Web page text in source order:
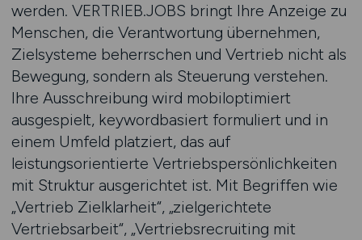
werden. VERTRIEB.JOBS bringt Ihre Anzeige zu
Menschen, die Verantwortung übernehmen,
Zielsysteme beherrschen und Vertrieb nicht als
Bewegung, sondern als Steuerung verstehen.
Ihre Ausschreibung wird mobiloptimiert
ausgespielt, keywordbasiert formuliert und in
einem Umfeld platziert, das auf
leistungsorientierte Vertriebspersönlichkeiten
mit Struktur ausgerichtet ist. Mit Begriffen wie
„Vertrieb Zielklarheit“, „zielgerichtete
Vertriebsarbeit“, „Vertriebsrecruiting mit